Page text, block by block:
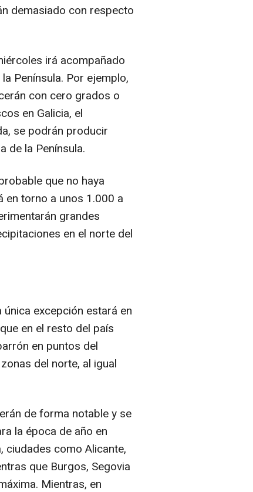
demasiado con respecto
irá acompañado
Península. Por ejemplo,
con cero grados o
en Galicia, el
se podrán producir
de la Península.
que no haya
en torno a unos 1.000 a
grandes
en el norte del
excepción estará en
en el resto del país
en puntos del
del norte, al igual
de forma notable y se
la época de año en
ciudades como Alicante,
que Burgos, Segovia
Mientras, en